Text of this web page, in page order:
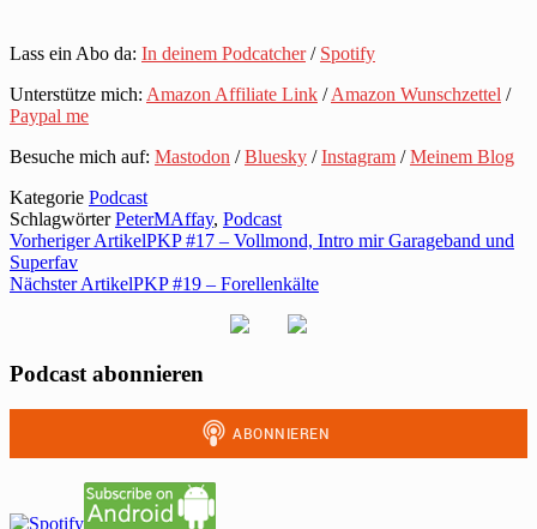
Lass ein Abo da: In deinem Podcatcher/ Spotify
Unterstütze mich: Amazon Affiliate Link /Amazon Wunschzettel /
Paypal me
Besuche mich auf: Mastodon /Bluesky /Instagram /Meinem Blog
Kategorie Podcast
SchlagwörterPeterMAffay, Podcast
Vorheriger ArtikelPKP #17 – Vollmond, Intro mir Garageband und
Superfav
Nächster ArtikelPKP #19 – Forellenkälte
Podcast abonnieren